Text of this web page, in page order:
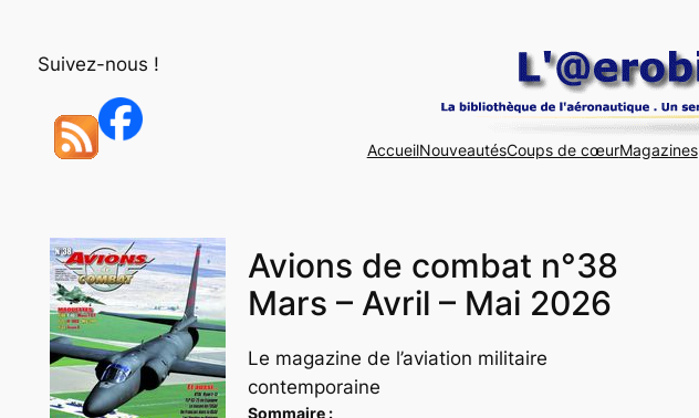
Suivez-nous !
AccueilNouveautésCoups de cœurMagazines
Avions de combat n°38
Mars – Avril – Mai 2026
Le magazine de l’aviation militaire
contemporaine
Sommaire :